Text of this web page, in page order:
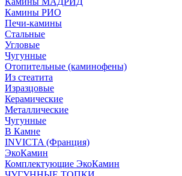
Камины РИО
Печи-камины
Стальные
Угловые
Чугунные
Отопительные (каминофены)
Из стеатита
Изразцовые
Керамические
Металлические
Чугунные
В Камне
INVICTA (Франция)
ЭкоКамин
Комплектующие ЭкоКамин